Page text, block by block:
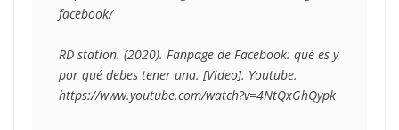
facebook/
RD station. (2020). Fanpage de Facebook: qué es y
por qué debes tener una. [Video]. Youtube.
https://www.youtube.com/watch?v=4NtQxGhQypk